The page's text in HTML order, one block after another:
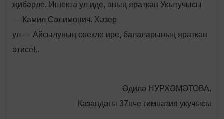
җибәрде. Ишектә ул иде, аның яраткан Укытучысы
— Камил Сәлимович. Хәзер
ул — Айсылуның сөекле ире, балаларының яраткан
әтисе!..
Әдилә НУРХӘМӘТОВА,
Казандагы 37нче гимназия укучысы